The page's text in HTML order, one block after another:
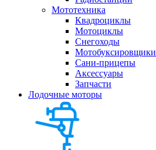
Мототехника
Квадроциклы
Мотоциклы
Снегоходы
Мотобуксировщики
Сани-прицепы
Аксессуары
Запчасти
Лодочные моторы